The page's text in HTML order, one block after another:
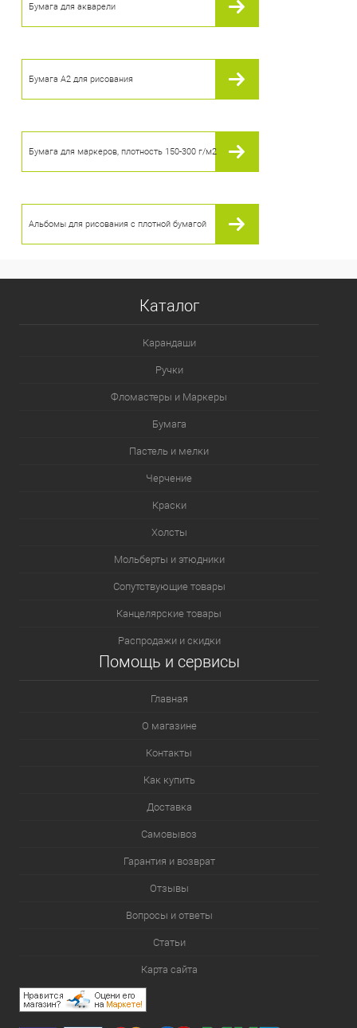
В наличии
Бумага для акварели
Бумага А2 для рисования
Бумага для маркеров, плотность 150-300 г/м2
Альбомы для рисования с плотной бумагой
Каталог
Карандаши
Ручки
Фломастеры и Маркеры
Бумага
Пастель и мелки
Черчение
Краски
Холсты
Мольберты и этюдники
Сопутствующие товары
Канцелярские товары
Распродажи и скидки
Помощь и сервисы
Главная
О магазине
Контакты
Как купить
Доставка
Самовывоз
Гарантия и возврат
Отзывы
Вопросы и ответы
Статьи
Карта сайта